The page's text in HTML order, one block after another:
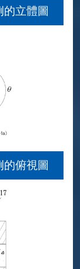
的立體圖
的俯視圖